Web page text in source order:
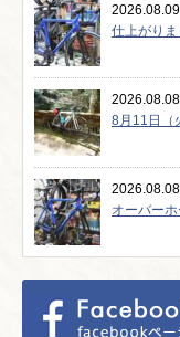
2026.08.09
仕上がりま
2026.08.08
8月11日（
2026.08.08
オーバー